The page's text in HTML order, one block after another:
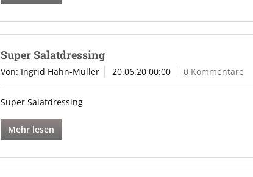
Super Salatdressing
Von: Ingrid Hahn-Müller 20.06.20 00:00 0 Kommentare
Super Salatdressing
Mehr lesen